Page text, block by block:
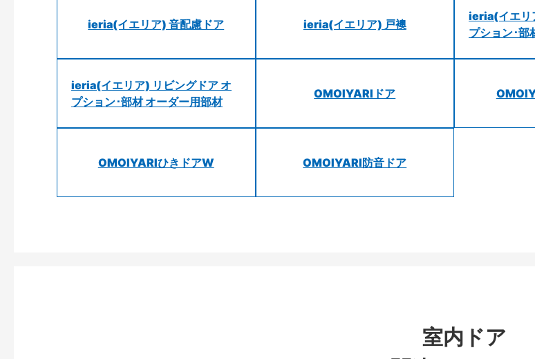
ieria(イエリア) 音配慮ドア ieria(イエリア) 戸襖
ieria(イエリ
プション･部
ieria(イエリア) リビングドア オ
プション･部材 オーダー用部材
OMOIYARIドア
OMOIYARIひきドアW OMOIYARI防音ドア
室内ドア